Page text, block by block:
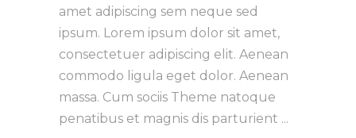
amet adipiscing sem neque sed
ipsum. Lorem ipsum dolor sit amet,
consectetuer adipiscing elit. Aenean
commodo ligula eget dolor. Aenean
massa. Cum sociis Theme natoque
penatibus et magnis dis parturient